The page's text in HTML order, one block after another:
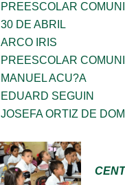
PREESCOLAR
30 DE ABRIL
ARCO IRIS
PREESCOLAR
MANUEL ACU?A
EDUARD SEGUIN
JOSEFA ORTIZ DE